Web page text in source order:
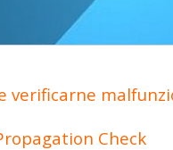
verificarne
Check